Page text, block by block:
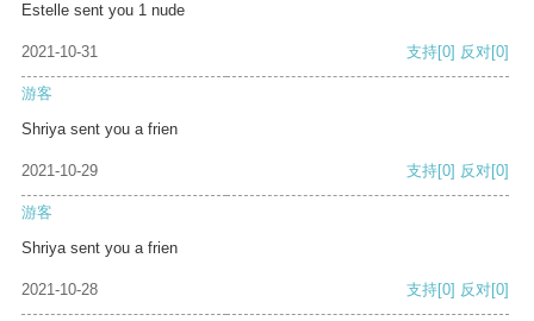
Estelle sent you 1 nude
2021-10-31 支持[0] 反对[0]
游客
Shriya sent you a frien
2021-10-29 支持[0] 反对[0]
游客
Shriya sent you a frien
2021-10-28 支持[0] 反对[0]